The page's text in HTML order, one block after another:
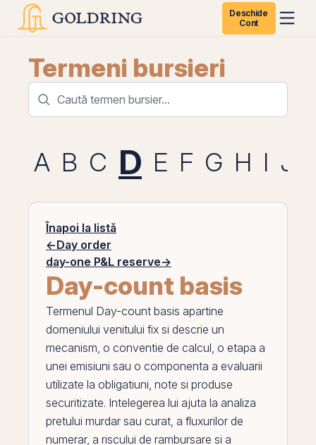
Deschide
Cont
Termeni bursieri
A B C D E F G H I J
Înapoi la listă
←Day order
day-one P&L reserve→
Day-count basis
Termenul Day-count basis apartine
domeniului venitului fix si descrie un
mecanism, o conventie de calcul, o etapa a
unei emisiuni sau o componenta a evaluarii
utilizate la obligatiuni, note si produse
securitizate. Intelegerea lui ajuta la analiza
pretului murdar sau curat, a fluxurilor de
numerar, a riscului de rambursare si a